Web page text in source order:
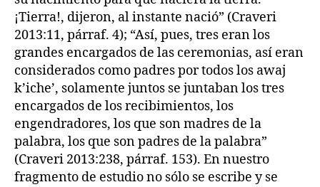
¡Tierra!, dijeron, al instante nació” (Craveri
2013:11, párraf. 4); “Así, pues, tres eran los
grandes encargados de las ceremonias, así eran
considerados como padres por todos los awaj
k’iche’, solamente juntos se juntaban los tres
encargados de los recibimientos, los
engendradores, los que son madres de la
palabra, los que son padres de la palabra”
(Craveri 2013:238, párraf. 153). En nuestro
fragmento de estudio no sólo se escribe y se